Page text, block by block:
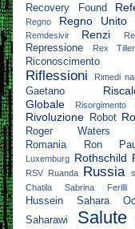
Recovery Found
Regno Regno Unito
Remdesivir Renzi
Repressione Rex
Riconoscimento
Riflessioni Rimedi
Gaetano
Globale
Risorgimento
Rivoluzione Robot
Roger Waters
Romania
Ron
Luxemburg Rothschild
RSV Ruanda Russia
Chatila
Sabrina Ferilli
Hussein
Sahara
Saharawi
Salute